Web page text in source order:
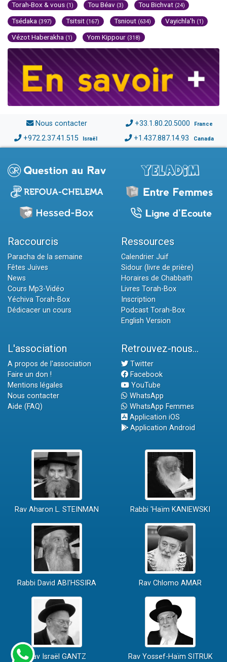
Torah-Box & vous (1) Tou Béav (3) Tou Bichvat (24)
Tsédaka (397) Tsitsit (167) Tsniout (634) Vayichla'h (1)
Vézot Haberakha (1) Yom Kippour (318)
Nous contacter +33.1.80.20.5000 France
+972.2.37.41.515 Israël +1.437.887.14.93 Canada
Raccourcis
Paracha de la semaine
Fêtes Juives
News
Cours Mp3-Vidéo
Yéchiva Torah-Box
Dédicacer un cours
Ressources
Calendrier Juif
Sidour (livre de prière)
Horaires de Chabbath
Livres Torah-Box
Inscription
Podcast Torah-Box
English Version
L'association
A propos de l'association
Faire un don !
Mentions légales
Nous contacter
Aide (FAQ)
Retrouvez-nous...
Twitter
Facebook
YouTube
WhatsApp
WhatsApp Femmes
Application iOS
Application Android
Rav Aharon L. STEINMAN Rabbi 'Haïm KANIEWSKI
Rabbi David ABI'HSSIRA Rav Chlomo AMAR
Rav Israël GANTZ Rav Yossef-Haïm SITRUK